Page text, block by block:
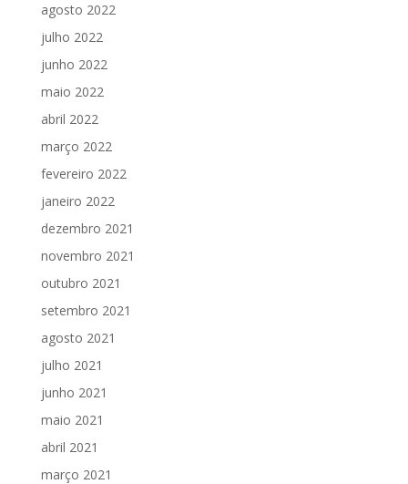
agosto 2022
julho 2022
junho 2022
maio 2022
abril 2022
março 2022
fevereiro 2022
janeiro 2022
dezembro 2021
novembro 2021
outubro 2021
setembro 2021
agosto 2021
julho 2021
junho 2021
maio 2021
abril 2021
março 2021